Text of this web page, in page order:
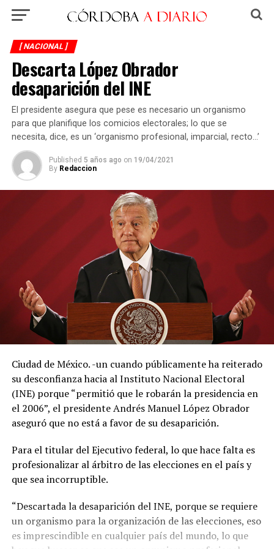
[ NACIONAL ]
Descarta López Obrador
desaparición del INE
El presidente asegura que pese es necesario un organismo
para que planifique los comicios electorales; lo que se
necesita, dice, es un ‘organismo profesional, imparcial, recto…’
Published 5 años ago on 19/04/2021
By Redaccion
Ciudad de México. -un cuando públicamente ha reiterado
su desconfianza hacia al Instituto Nacional Electoral
(INE) porque “permitió que le robarán la presidencia en
el 2006”, el presidente Andrés Manuel López Obrador
aseguró que no está a favor de su desaparición.
Para el titular del Ejecutivo federal, lo que hace falta es
profesionalizar al árbitro de las elecciones en el país y
que sea incorruptible.
“Descartada la desaparición del INE, porque se requiere
un organismo para la organización de las elecciones, eso
es imprescindible en cualquier país del mundo, lo que